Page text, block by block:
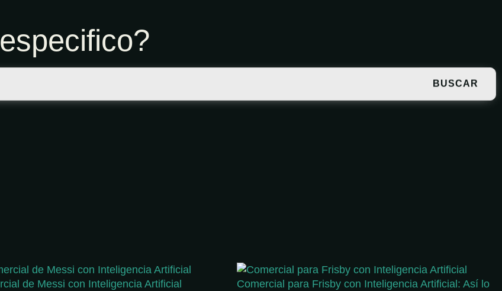
BUSCAR
de Messi con Inteligencia Artificial
Comercial para Frisby con Inteligencia Artificial: Así lo